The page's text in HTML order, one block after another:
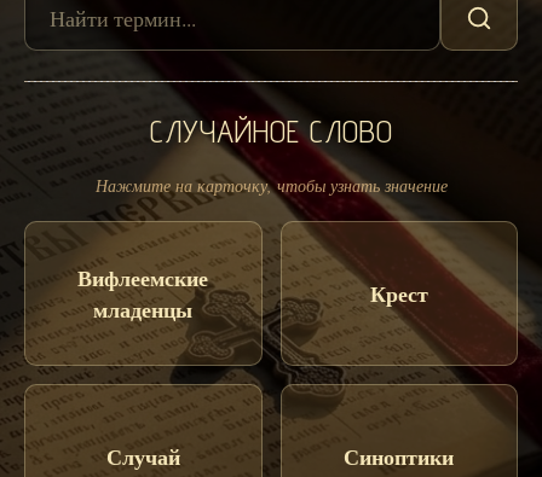
СЛУЧАЙНОЕ СЛОВО
Нажмите на карточку, чтобы узнать значение
Вифлеемские
младенцы
Крест
Случай Синоптики